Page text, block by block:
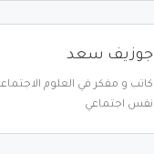
جوزيف سعد
كاتب و مفكر في العلوم
نفس اجتماعي